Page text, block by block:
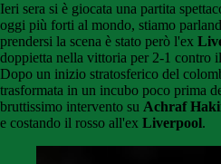
Ieri sera si è giocata una partita
oggi più forti al mondo, stiamo
prendersi la scena è stato però l'ex
doppietta nella vittoria per 2-1 contro il
Dopo un inizio stratosferico del
trasformata in un incubo poco prima
bruttissimo intervento su Achraf
e costando il rosso all'ex Liverpool.